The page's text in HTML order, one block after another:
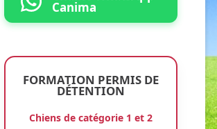
Conditions générales
Pension canine
Conditions générales
Pension féline
Conditions générales
Pension N.A.C.
Photos et vidéos
Canima
FORMATION PERMIS DE
DÉTENTION
Chiens de catégorie 1 et 2